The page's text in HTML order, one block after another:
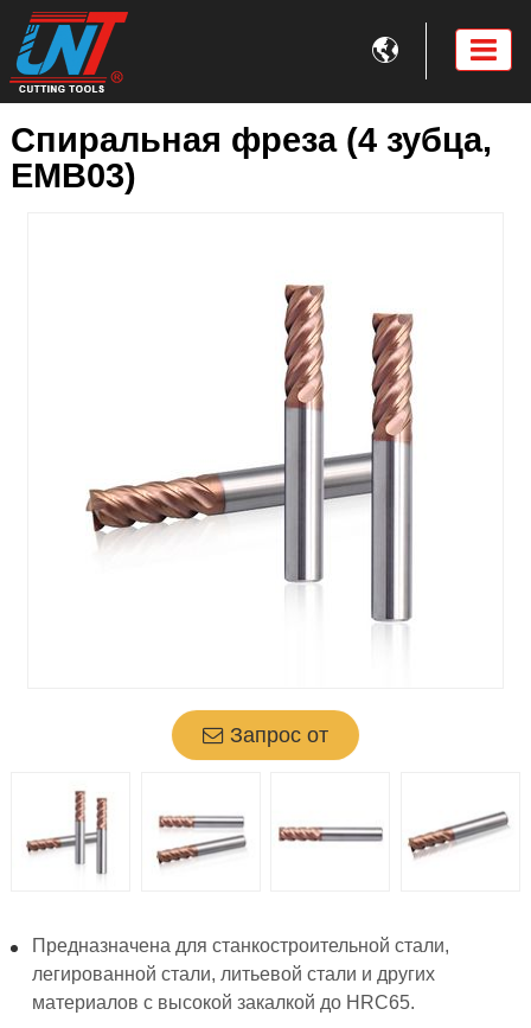

Спиральная фреза (4 зубца,
EMB03)
Запрос от
Предназначена для станкостроительной стали,
легированной стали, литьевой стали и других
материалов с высокой закалкой до HRC65.